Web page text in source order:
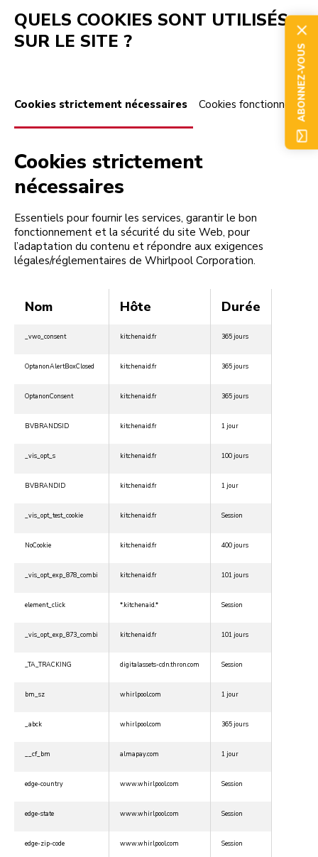
QUELS COOKIES SONT UTILISÉS
SUR LE SITE ?
Cookies strictement nécessaires Cookies fonctionnels
Cookies strictement
nécessaires
Essentiels pour fournir les services, garantir le bon
fonctionnement et la sécurité du site Web, pour
l’adaptation du contenu et répondre aux exigences
légales/réglementaires de Whirlpool Corporation.
Nom Hôte Durée
_vwo_consent kitchenaid.fr 365 jours
OptanonAlertBoxClosed kitchenaid.fr 365 jours
OptanonConsent kitchenaid.fr 365 jours
BVBRANDSID kitchenaid.fr 1 jour
_vis_opt_s kitchenaid.fr 100 jours
BVBRANDID kitchenaid.fr 1 jour
_vis_opt_test_cookie kitchenaid.fr Session
NoCookie kitchenaid.fr 400 jours
_vis_opt_exp_878_combi kitchenaid.fr 101 jours
element_click *.kitchenaid.* Session
_vis_opt_exp_873_combi kitchenaid.fr 101 jours
_TA_TRACKING digitalassets-cdn.thron.com Session
bm_sz whirlpool.com 1 jour
_abck whirlpool.com 365 jours
__cf_bm almapay.com 1 jour
edge-country www.whirlpool.com Session
edge-state www.whirlpool.com Session
edge-zip-code www.whirlpool.com Session
ABONNEZ-VOUS